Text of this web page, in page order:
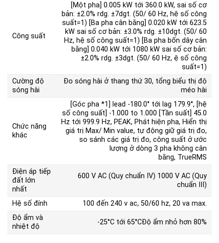
Công suất
[Một pha] 0.005 kW tới 360.0 kW, sai số cơ
bản: ±2.0% rdg. ±7dgt. (50/ 60 Hz, hệ số công
suất=1) [Ba pha cân bằng] 0.020 kW tới 623.5
kW sai số cơ bản: ±3.0% rdg. ±10dgt. (50/ 60
Hz, hệ số công suất=1) [Ba pha bốn dây cân
bằng] 0.040 kW tới 1080 kW sai số cơ bản:
±2.0% rdg. ±3dgt. (50/ 60 Hz, ệ số công
suất=1)
Cường độ
sóng hài
Đo sóng hài ở thang thứ 30, tổng biểu thị độ
méo hài
Chức năng
khác
[Góc pha *1] lead -180.0° tới lag 179.9°, [hệ
số công suất] -1.000 to 1.000 [Tần suất] 45.0
Hz tới 999.9 Hz, PEAK, Phát hiện pha, Hiển thị
giá trị Max/ Min value, tự động giữ giá trị đo,
so sánh các giá trị đo, công suất ở ước
lượng ở dòng 3 pha không cân
bằng, TrueRMS
Điện áp tiếp
đất lớn
nhất
600 V AC (Quy chuẩn IV) 1000 V AC (Quy
chuẩn III)
Hệ số đính
100 đến 240 v ac, 50/60 hz, 20 va max.
Độ ẩm và
nhiệt độ
-25°C tới 65°CĐộ ẩm nhỏ hơn 80%